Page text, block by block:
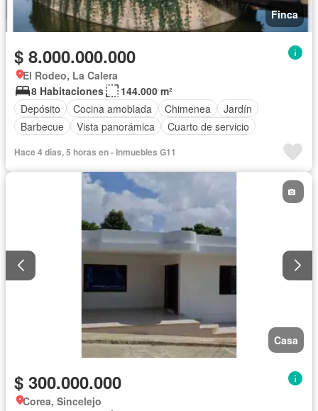
Finca
$ 8.000.000.000
El Rodeo, La Calera
8 Habitaciones
144.000 m²
Depósito
Cocina amoblada Chimenea
Jardín
Barbecue
Vista panorámica Cuarto de servicio
Hace 4 días, 5 horas en - Inmuebles G11
Casa
$ 300.000.000
Corea, Sincelejo